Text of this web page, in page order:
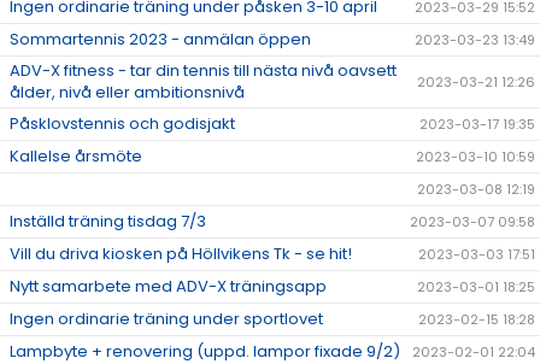
Ingen ordinarie träning under påsken 3-10 april 2023-03-29 15:52
Sommartennis 2023 - anmälan öppen 2023-03-23 13:49
ADV-X fitness - tar din tennis till nästa nivå oavsett
ålder, nivå eller ambitionsnivå
2023-03-21 12:26
Påsklovstennis och godisjakt 2023-03-17 19:35
Kallelse årsmöte
2023-03-10 10:59
2023-03-08 12:19
Inställd träning tisdag 7/3 2023-03-07 09:58
Vill du driva kiosken på Höllvikens Tk - se hit! 2023-03-03 17:51
Nytt samarbete med ADV-X träningsapp 2023-03-01 18:25
Ingen ordinarie träning under sportlovet 2023-02-15 18:28
Lampbyte + renovering (uppd. lampor fixade 9/2) 2023-02-01 22:04